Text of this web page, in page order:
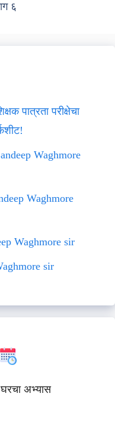
६
पात्रता परीक्षेचा
Waghmore
Waghmore
Waghmore sir
sir
अभ्यास